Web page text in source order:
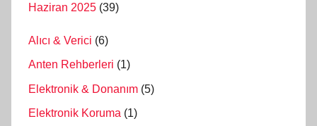
Haziran 2025 (39)
Alıcı & Verici (6)
Anten Rehberleri (1)
Elektronik & Donanım (5)
Elektronik Koruma (1)